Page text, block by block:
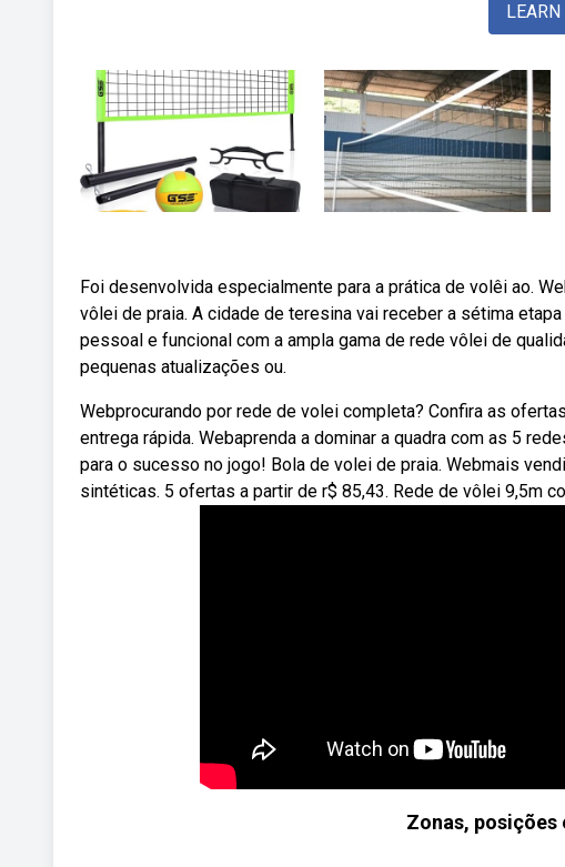
Foi desenvolvida especialmente para a prática de volêi ao.
vôlei de praia. A cidade de teresina vai receber a sétima
pessoal e funcional com a ampla gama de rede vôlei de
pequenas atualizações ou.
Webprocurando por rede de volei completa? Confira as
entrega rápida. Webaprenda a dominar a quadra com as 5
para o sucesso no jogo! Bola de volei de praia. Webmais
sintéticas. 5 ofertas a partir de r$ 85,43. Rede de vôlei 9,5m
Zonas, posições